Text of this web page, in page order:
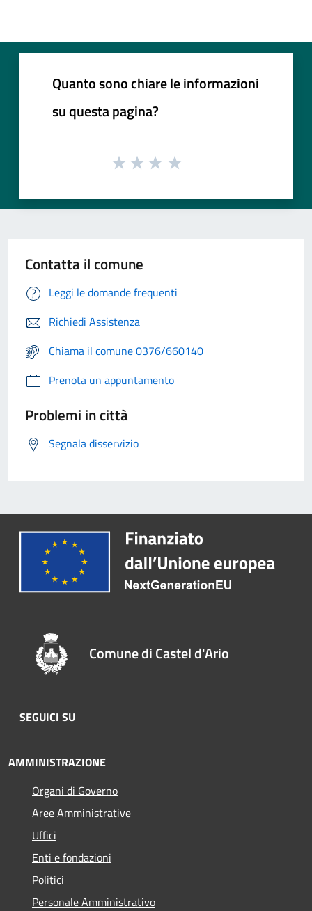
Quanto sono chiare le informazioni
su questa pagina?
Contatta il comune
Leggi le domande frequenti
Richiedi Assistenza
Chiama il comune 0376/660140
Prenota un appuntamento
Problemi in città
Segnala disservizio
Comune di Castel d'Ario
SEGUICI SU
AMMINISTRAZIONE
Organi di Governo
Aree Amministrative
Uffici
Enti e fondazioni
Politici
Personale Amministrativo